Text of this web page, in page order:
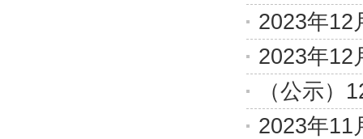
2023年12
2023年12
（公示）
2023年11